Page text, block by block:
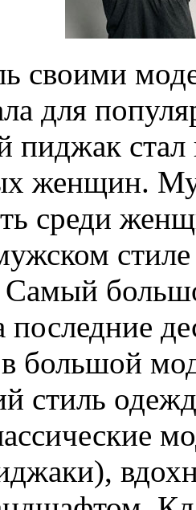
своими
для
пиджак
женщин.
среди
последние
в большой
стиль